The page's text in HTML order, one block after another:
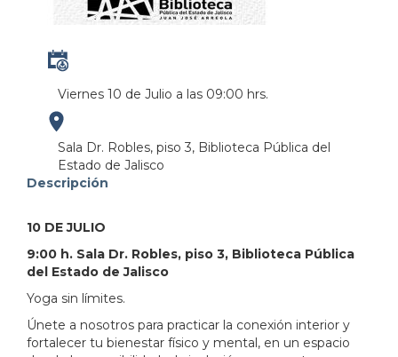
Viernes 10 de Julio a las 09:00 hrs.
Sala Dr. Robles, piso 3, Biblioteca Pública del
Estado de Jalisco
Descripción
10 DE JULIO
9:00 h. Sala Dr. Robles, piso 3, Biblioteca Pública
del Estado de Jalisco
Yoga sin límites.
Únete a nosotros para practicar la conexión interior y
fortalecer tu bienestar físico y mental, en un espacio